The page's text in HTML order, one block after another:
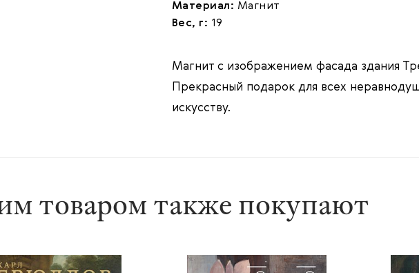
Материал: Магнит
Вес, г: 19
Магнит с изображением фасада здания
Прекрасный подарок для всех
искусству.
товаром также покупают